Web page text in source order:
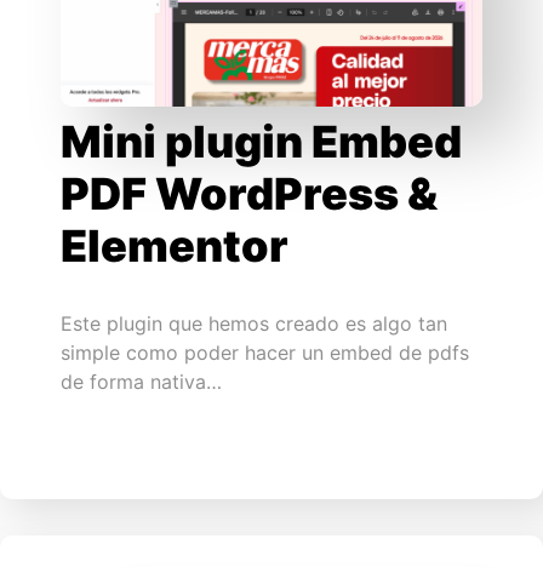
Mini plugin Embed
PDF WordPress &
Elementor
Este plugin que hemos creado es algo tan
simple como poder hacer un embed de pdfs
de forma nativa…